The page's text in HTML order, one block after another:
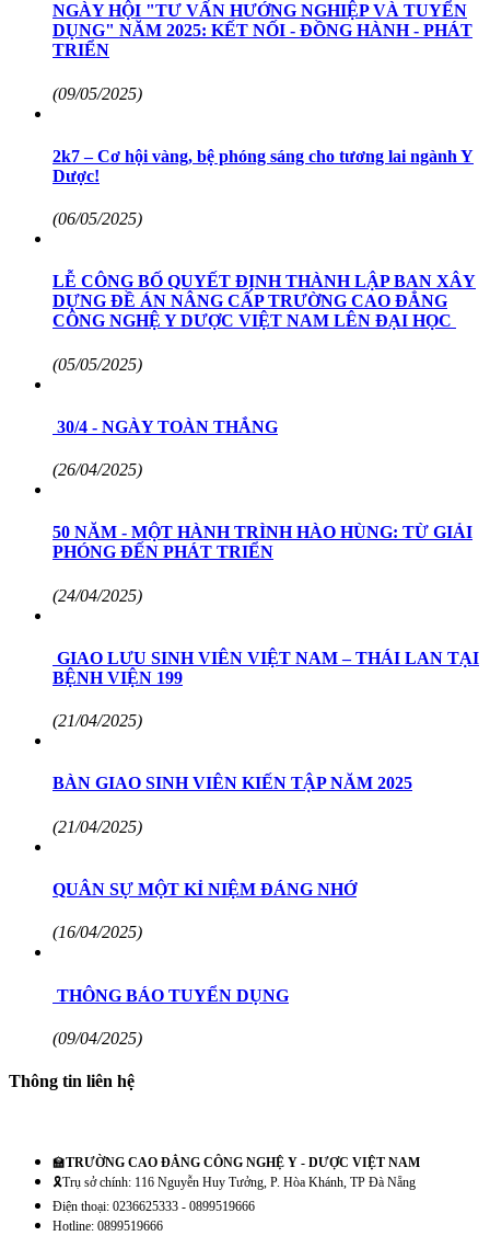
NGÀY HỘI "TƯ VẤN HƯỚNG NGHIỆP VÀ TUYỂN
DỤNG" NĂM 2025: KẾT NỐI - ĐỒNG HÀNH - PHÁT
TRIỂN
(09/05/2025)
2k7 – Cơ hội vàng, bệ phóng sáng cho tương lai ngành Y
Dược!
(06/05/2025)
LỄ CÔNG BỐ QUYẾT ĐỊNH THÀNH LẬP BAN XÂY
DỰNG ĐỀ ÁN NÂNG CẤP TRƯỜNG CAO ĐẲNG
CÔNG NGHỆ Y DƯỢC VIỆT NAM LÊN ĐẠI HỌC
(05/05/2025)
30/4 - NGÀY TOÀN THẮNG
(26/04/2025)
50 NĂM - MỘT HÀNH TRÌNH HÀO HÙNG: TỪ GIẢI
PHÓNG ĐẾN PHÁT TRIỂN
(24/04/2025)
GIAO LƯU SINH VIÊN VIỆT NAM – THÁI LAN TẠI
BỆNH VIỆN 199
(21/04/2025)
BÀN GIAO SINH VIÊN KIẾN TẬP NĂM 2025
(21/04/2025)
QUÂN SỰ MỘT KỈ NIỆM ĐÁNG NHỚ
(16/04/2025)
THÔNG BÁO TUYỂN DỤNG
(09/04/2025)
Thông tin liên hệ
🏫TRƯỜNG CAO ĐẲNG CÔNG NGHỆ Y - DƯỢC VIỆT NAM
🎗️Trụ sở chính: 116 Nguyễn Huy Tưởng, P. Hòa Khánh, TP Đà Nẵng
Điện thoại: 0236625333 - 0899519666
Hotline: 0899519666